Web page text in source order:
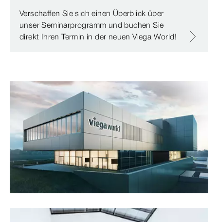
Verschaffen Sie sich einen Überblick über
unser Seminarprogramm und buchen Sie
direkt Ihren Termin in der neuen Viega World!